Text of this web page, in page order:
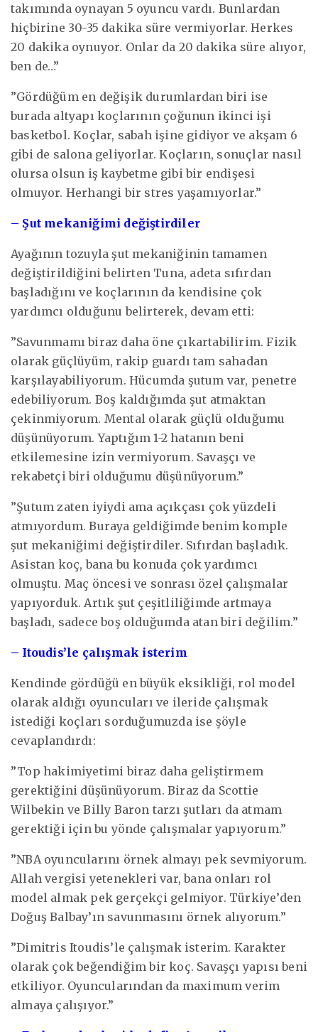
takımında oynayan 5 oyuncu vardı. Bunlardan
hiçbirine 30-35 dakika süre vermiyorlar. Herkes
20 dakika oynuyor. Onlar da 20 dakika süre alıyor,
ben de…”
”Gördüğüm en değişik durumlardan biri ise
burada altyapı koçlarının çoğunun ikinci işi
basketbol. Koçlar, sabah işine gidiyor ve akşam 6
gibi de salona geliyorlar. Koçların, sonuçlar nasıl
olursa olsun iş kaybetme gibi bir endişesi
olmuyor. Herhangi bir stres yaşamıyorlar.”
– Şut mekaniğimi değiştirdiler
Ayağının tozuyla şut mekaniğinin tamamen
değiştirildiğini belirten Tuna, adeta sıfırdan
başladığını ve koçlarının da kendisine çok
yardımcı olduğunu belirterek, devam etti:
”Savunmamı biraz daha öne çıkartabilirim. Fizik
olarak güçlüyüm, rakip guardı tam sahadan
karşılayabiliyorum. Hücumda şutum var, penetre
edebiliyorum. Boş kaldığımda şut atmaktan
çekinmiyorum. Mental olarak güçlü olduğumu
düşünüyorum. Yaptığım 1-2 hatanın beni
etkilemesine izin vermiyorum. Savaşçı ve
rekabetçi biri olduğumu düşünüyorum.”
”Şutum zaten iyiydi ama açıkçası çok yüzdeli
atmıyordum. Buraya geldiğimde benim komple
şut mekaniğimi değiştirdiler. Sıfırdan başladık.
Asistan koç, bana bu konuda çok yardımcı
olmuştu. Maç öncesi ve sonrası özel çalışmalar
yapıyorduk. Artık şut çeşitliliğimde artmaya
başladı, sadece boş olduğumda atan biri değilim.”
– Itoudis’le çalışmak isterim
Kendinde gördüğü en büyük eksikliği, rol model
olarak aldığı oyuncuları ve ileride çalışmak
istediği koçları sorduğumuzda ise şöyle
cevaplandırdı:
”Top hakimiyetimi biraz daha geliştirmem
gerektiğini düşünüyorum. Biraz da Scottie
Wilbekin ve Billy Baron tarzı şutları da atmam
gerektiği için bu yönde çalışmalar yapıyorum.”
”NBA oyuncularını örnek almayı pek sevmiyorum.
Allah vergisi yetenekleri var, bana onları rol
model almak pek gerçekçi gelmiyor. Türkiye’den
Doğuş Balbay’ın savunmasını örnek alıyorum.”
”Dimitris Itoudis’le çalışmak isterim. Karakter
olarak çok beğendiğim bir koç. Savaşçı yapısı beni
etkiliyor. Oyuncularından da maximum verim
almaya çalışıyor.”